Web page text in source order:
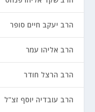
הרב יעקב חיים סופר
הרב אליהו עמר
הרב הרצל חודר
הרב עובדיה יוסף זצ"ל